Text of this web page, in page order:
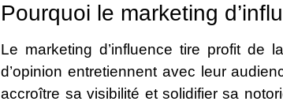
Pourquoi le marketing
Le marketing d’influence tire profit de
d’opinion entretiennent avec leur
accroître sa visibilité et solidifier sa